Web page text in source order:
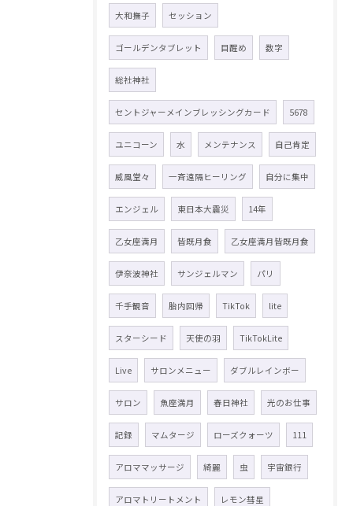
大和撫子 セッション
ゴールデンタブレット 目醒め 数字
総社神社
セントジャーメインブレッシングカード 5678
ユニコーン 水 メンテナンス 自己肯定
威風堂々 一斉遠隔ヒーリング 自分に集中
エンジェル 東日本大震災 14年
乙女座満月 皆既月食 乙女座満月皆既月食
伊奈波神社 サンジェルマン パリ
千手観音 胎内回帰 TikTok lite
スターシード 天使の羽 TikTokLite
Live サロンメニュー ダブルレインボー
サロン 魚座満月 春日神社 光のお仕事
記録 マムタージ ローズクォーツ 111
アロママッサージ 綺麗 虫 宇宙銀行
アロマトリートメント レモン彗星